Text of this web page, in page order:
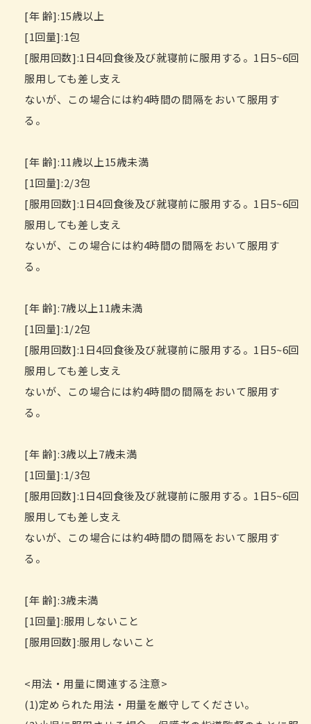
[年 齢]:15歳以上
[1回量]:1包
[服用回数]:1日4回食後及び就寝前に服用する。1日5~6回
服用しても差し支え
ないが、この場合には約4時間の間隔をおいて服用す
る。
[年 齢]:11歳以上15歳未満
[1回量]:2/3包
[服用回数]:1日4回食後及び就寝前に服用する。1日5~6回
服用しても差し支え
ないが、この場合には約4時間の間隔をおいて服用す
る。
[年 齢]:7歳以上11歳未満
[1回量]:1/2包
[服用回数]:1日4回食後及び就寝前に服用する。1日5~6回
服用しても差し支え
ないが、この場合には約4時間の間隔をおいて服用す
る。
[年 齢]:3歳以上7歳未満
[1回量]:1/3包
[服用回数]:1日4回食後及び就寝前に服用する。1日5~6回
服用しても差し支え
ないが、この場合には約4時間の間隔をおいて服用す
る。
[年 齢]:3歳未満
[1回量]:服用しないこと
[服用回数]:服用しないこと
<用法・用量に関連する注意>
(1)定められた用法・用量を厳守してください。